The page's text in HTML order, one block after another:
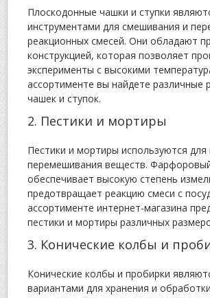
Плоскодонные чашки и ступки
инструментами для смешивания и
реакционных смесей. Они обладают
конструкцией, которая позволяет
эксперименты с высокими
ассортименте вы найдете
чашек и ступок.
2. Пестики и мортиры
Пестики и мортиры используются для
перемешивания веществ.
обеспечивает высокую степень
предотвращает реакцию смеси с
ассортименте интернет-магазина
пестики и мортиры различных
3. Конические колбы и
Конические колбы и пробирки
вариантами для хранения и